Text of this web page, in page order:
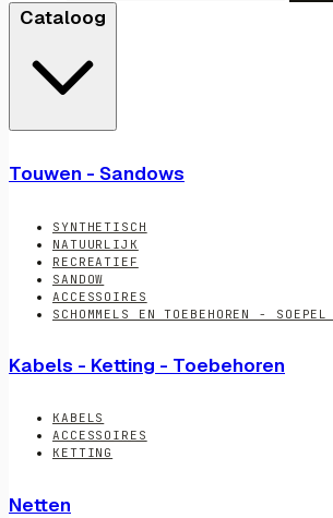
Cataloog
Touwen - Sandows
SYNTHETISCH
NATUURLIJK
RECREATIEF
SANDOW
ACCESSOIRES
SCHOMMELS EN TOEBEHOREN -
Kabels - Ketting - Toebehoren
KABELS
ACCESSOIRES
KETTING
Netten